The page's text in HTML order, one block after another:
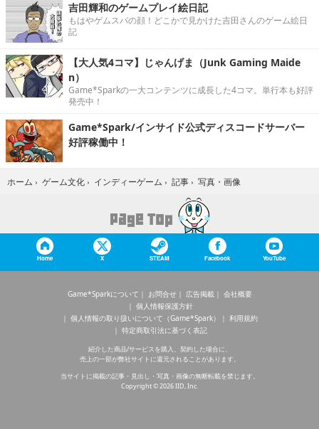
吉田輝和のゲームプレイ絵日記
もはやゲムスパの顔！どこかで見かけた吉田さんのゲーム絵日
記
【大人気4コマ】じゃんげま（Junk Gaming Maide
n）
Game*Sparkの一大コンテンツに成長した4コマ。単行本も好評
発売中！
Game*Spark/インサイド公式ディスコードサーバー
好評稼働中！
ホーム › ゲーム文化 › インディーゲーム › 記事 › 写真・画像
Home X STEAM Facebook YouTube
Game*Sparkについて お問合せ 広告掲載
会社概要
個人情報保護方針
個人情報の取り扱いについて（Game*Spark）
利用規約
特定商取引法に基づく表記
紹介した商品/サービスを購入、契約した場合に、
売上の一部が弊社サイトに還元されることがあります。
当サイトに掲載の記事・見出し・写真・画像の無断転載を禁じます。
Copyright © 2026 IID, Inc.